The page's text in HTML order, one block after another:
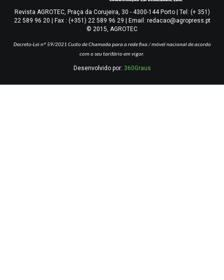
Revista AGROTEC, Praça da Corujeira, 30 - 4300-144 Porto | Tel: (+ 351)
22 589 96 20 | Fax : (+351) 22 589 96 29 | Email: redacao@agropress.pt
© 2015, AGROTEC
Decreto-Lei nº 59/2021 Custo de Chamada para a rede fixa / móvel nacional de acordo
com o seu tarifário em vigor.
Desenvolvido por: 360Graus